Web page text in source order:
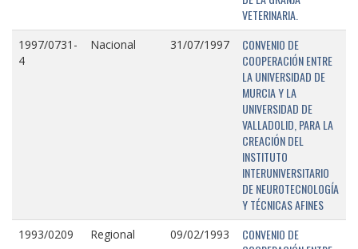
VETERINARIA.
1997/0731-
4
Nacional 31/07/1997
CONVENIO DE
COOPERACIÓN ENTRE
LA UNIVERSIDAD DE
MURCIA Y LA
UNIVERSIDAD DE
VALLADOLID, PARA LA
CREACIÓN DEL
INSTITUTO
INTERUNIVERSITARIO
DE NEUROTECNOLOGÍA
Y TÉCNICAS AFINES
1993/0209 Regional 09/02/1993
CONVENIO DE